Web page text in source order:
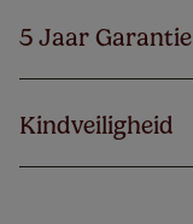
5 Jaar Garantie
Kindveiligheid